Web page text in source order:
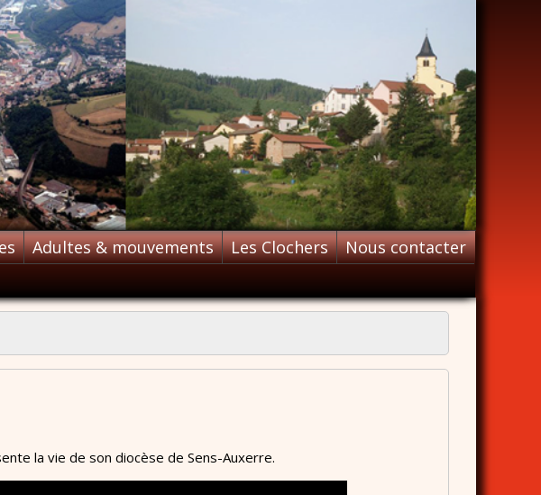
Adultes & mouvements Les Clochers
Nous contacter
la vie de son diocèse de Sens-Auxerre.